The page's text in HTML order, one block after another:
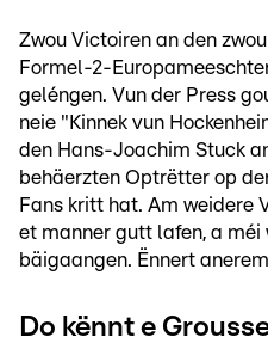
Zwou Victoiren an den
Formel-2-
geléngen. Vun der Press
neie "Kinnek vun
den Hans-Joachim Stuck
behäerzten Optrëtter op
Fans kritt hat. Am weidere
et manner gutt lafen, a méi
bäigaangen. Ënnert
Do kënnt e